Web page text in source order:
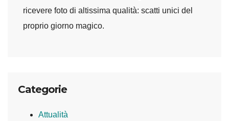
ricevere foto di altissima qualità: scatti unici del
proprio giorno magico.
Categorie
Attualità